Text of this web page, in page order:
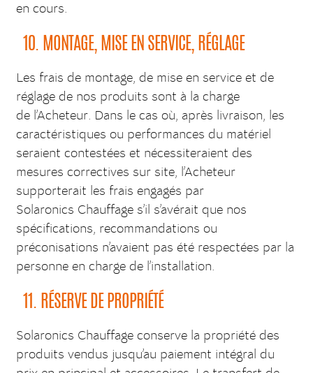
en cours.
10. MONTAGE, MISE EN SERVICE, RÉGLAGE
Les frais de montage, de mise en service et de
réglage de nos produits sont à la charge
de l’Acheteur. Dans le cas où, après livraison, les
caractéristiques ou performances du matériel
seraient contestées et nécessiteraient des
mesures correctives sur site, l’Acheteur
supporterait les frais engagés par
Solaronics Chauffage s’il s’avérait que nos
spécifications, recommandations ou
préconisations n’avaient pas été respectées par la
personne en charge de l’installation.
11. RÉSERVE DE PROPRIÉTÉ
Solaronics Chauffage conserve la propriété des
produits vendus jusqu’au paiement intégral du